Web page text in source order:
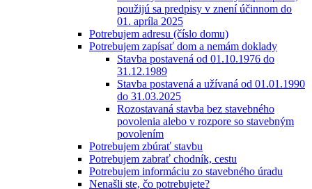
použijú sa predpisy v znení účinnom do
01. apríla 2025
Potrebujem adresu (číslo domu)
Potrebujem zapísať dom a nemám doklady
Stavba postavená od 01.10.1976 do
31.12.1989
Stavba postavená a užívaná od 01.01.1990
do 31.03.2025
Rozostavaná stavba bez stavebného
povolenia alebo v rozpore so stavebným
povolením
Potrebujem zbúrať stavbu
Potrebujem zabrať chodník, cestu
Potrebujem informáciu zo stavebného úradu
Nenašli ste, čo potrebujete?